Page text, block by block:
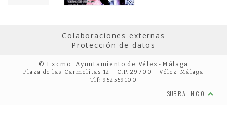
Colaboraciones externas
Protección de datos
© Excmo. Ayuntamiento de Vélez-Málaga
Plaza de las Carmelitas 12 - C.P. 29700 - Vélez-Málaga
Tlf: 952559100
SUBIR AL INICIO